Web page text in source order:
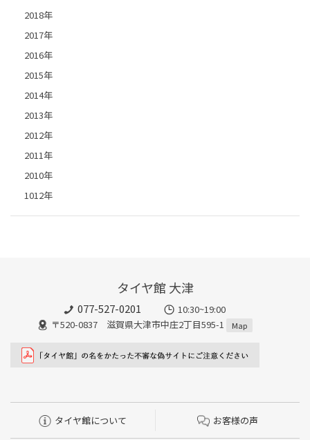
2018年
2017年
2016年
2015年
2014年
2013年
2012年
2011年
2010年
1012年
タイヤ館 大津
077-527-0201
10:30~19:00
〒520-0837 滋賀県大津市中庄2丁目595-1
Map
タイヤ館について お客様の声